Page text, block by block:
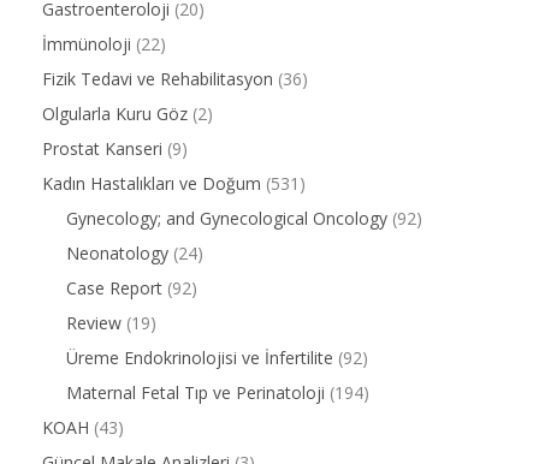
Gastroenteroloji (20)
İmmünoloji (22)
Fizik Tedavi ve Rehabilitasyon (36)
Olgularla Kuru Göz (2)
Prostat Kanseri (9)
Kadın Hastalıkları ve Doğum (531)
Gynecology; and Gynecological Oncology (92)
Neonatology (24)
Case Report (92)
Review (19)
Üreme Endokrinolojisi ve İnfertilite (92)
Maternal Fetal Tıp ve Perinatoloji (194)
KOAH (43)